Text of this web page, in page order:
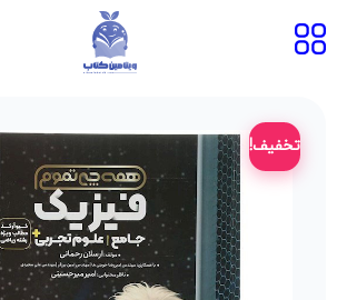
تخفیف!